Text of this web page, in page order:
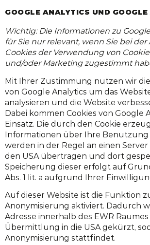
GOOGLE ANALYTICS UND GOOGLE
Wichtig: Die Informationen zu
für Sie nur relevant, wenn Sie bei der
Cookies der Verwendung von
und/oder Marketing zugestimmt
Mit Ihrer Zustimmung nutzen wir
von Google Analytics um das
analysieren und die Website
Dabei kommen Cookies von Google
Einsatz. Die durch den Cookie
Informationen über Ihre Benutzung
werden in der Regel an einen Server
den USA übertragen und dort
Speicherung dieser erfolgt auf
Abs. 1 lit. a aufgrund Ihrer
Auf dieser Website ist die Funktion
Anonymisierung aktiviert. Dadurch
Adresse innerhalb des EWR
Übermittlung in die USA gekürzt,
Anonymisierung stattfindet.